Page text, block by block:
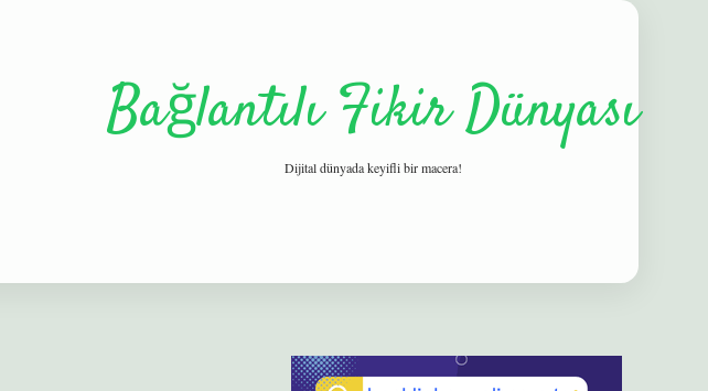
Bağlantılı Fikir Dünyası
Dijital dünyada keyifli bir macera!